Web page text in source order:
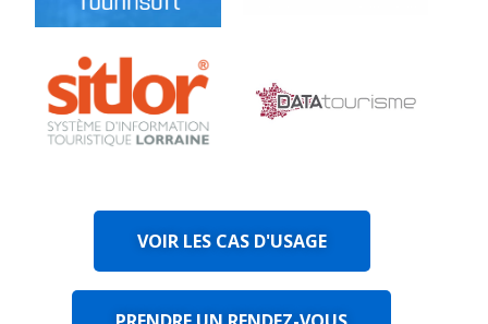
VOIR LES CAS D'USAGE